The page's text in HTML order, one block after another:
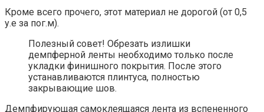
Кроме всего прочего, этот материал не дорогой (от 0,5
у.е за пог.м).
Полезный совет! Обрезать излишки
демпферной ленты необходимо только после
укладки финишного покрытия. После этого
устанавливаются плинтуса, полностью
закрывающие шов.
Демпфирующая самоклеящаяся лента из вспененного